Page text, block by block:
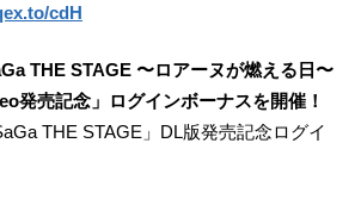
cdH
THE STAGE 〜ロアーヌが燃える日〜
発売記念」ログインボーナスを開催！
THE STAGE」DL版発売記念ログイ